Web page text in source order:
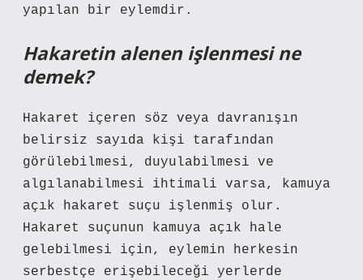
yapılan bir eylemdir.
Hakaretin alenen işlenmesi ne
demek?
Hakaret içeren söz veya davranışın
belirsiz sayıda kişi tarafından
görülebilmesi, duyulabilmesi ve
algılanabilmesi ihtimali varsa, kamuya
açık hakaret suçu işlenmiş olur.
Hakaret suçunun kamuya açık hale
gelebilmesi için, eylemin herkesin
serbestçe erişebileceği yerlerde